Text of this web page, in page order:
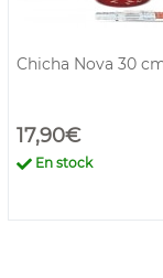
Chicha Nova 30
17,90€
En stock